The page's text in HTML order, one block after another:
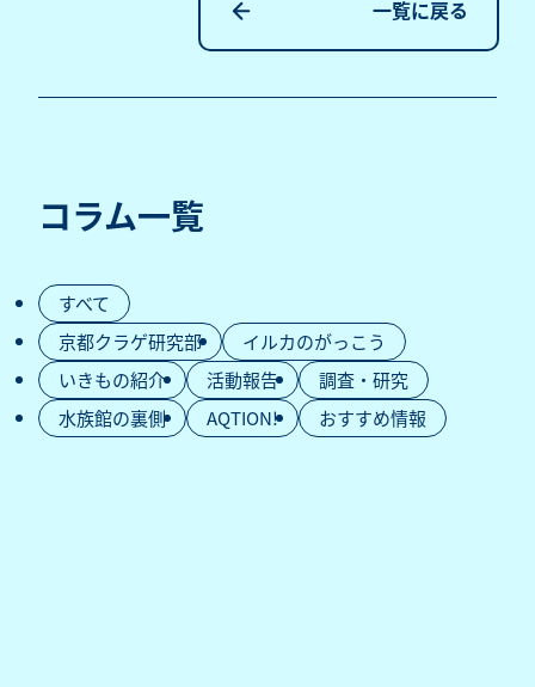
一覧に戻る
コラム一覧
すべて
京都クラゲ研究部
イルカのがっこう
いきもの紹介
活動報告
調査・研究
水族館の裏側
AQTION! おすすめ情報